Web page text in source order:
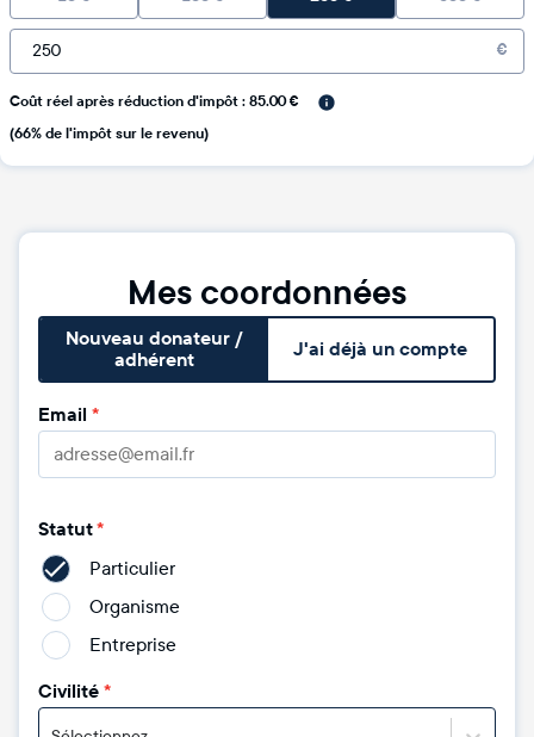
€
Coût réel après réduction d'impôt : 85.00 €
(66% de l'impôt sur le revenu)
Mes coordonnées
Nouveau donateur /
adhérent
J'ai déjà un compte
Email *
Statut*
Particulier
Organisme
Entreprise
Civilité*